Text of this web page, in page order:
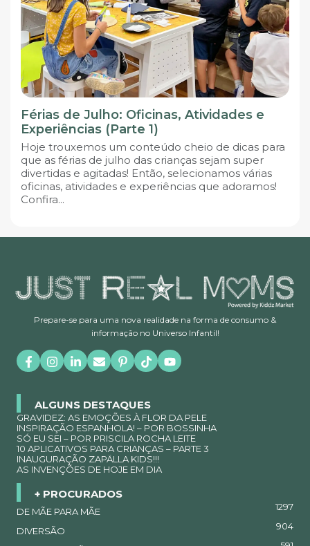
Férias de Julho: Oficinas, Atividades e
Experiências (Parte 1)
Hoje trouxemos um conteúdo cheio de dicas para
que as férias de julho das crianças sejam super
divertidas e agitadas! Então, selecionamos várias
oficinas, atividades e experiências que adoramos!
Confira...
Prepare-se para uma nova realidade na forma de consumo &
informação no Universo Infantil!
ALGUNS DESTAQUES
GRAVIDEZ: AS EMOÇÕES À FLOR DA PELE
INSPIRAÇÃO ESPANHOLA! – POR BOSSINHA
SÓ EU SEI – POR PRISCILA ROCHA LEITE
10 APLICATIVOS PARA CRIANÇAS – PARTE 3
INAUGURAÇÃO ZAPÄLLA KIDS!!!
AS INVENÇÕES DE HOJE EM DIA
+ PROCURADOS
DE MÃE PARA MÃE 1297
DIVERSÃO 904